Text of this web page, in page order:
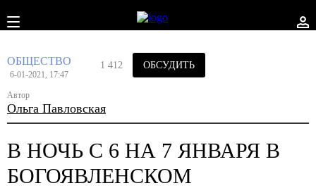
ОБЩЕСТВО
6-01-2021, 17:47
Автор
Ольга Павловская
1 412 ОБСУДИТЬ
В НОЧЬ С 6 НА 7 ЯНВАРЯ В
БОГОЯВЛЕНСКОМ